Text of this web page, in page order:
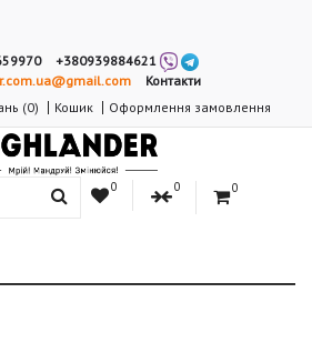
+380939884621
Контакти
(0) Кошик Оформлення замовлення
0 0 0